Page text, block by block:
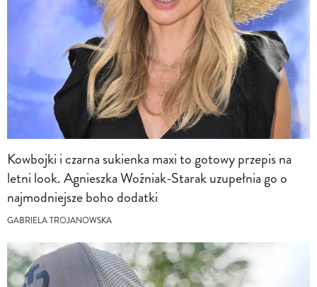
Kowbojki i czarna sukienka maxi to gotowy przepis na
letni look. Agnieszka Woźniak-Starak uzupełnia go o
najmodniejsze boho dodatki
GABRIELA TROJANOWSKA